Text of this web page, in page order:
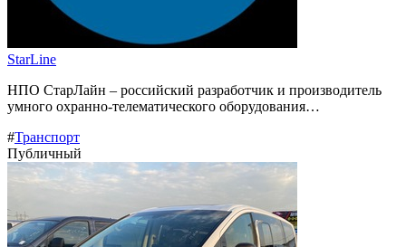
StarLine
НПО СтарЛайн – российский разработчик и производитель
умного охранно-телематического оборудования…
#Транспорт
Публичный